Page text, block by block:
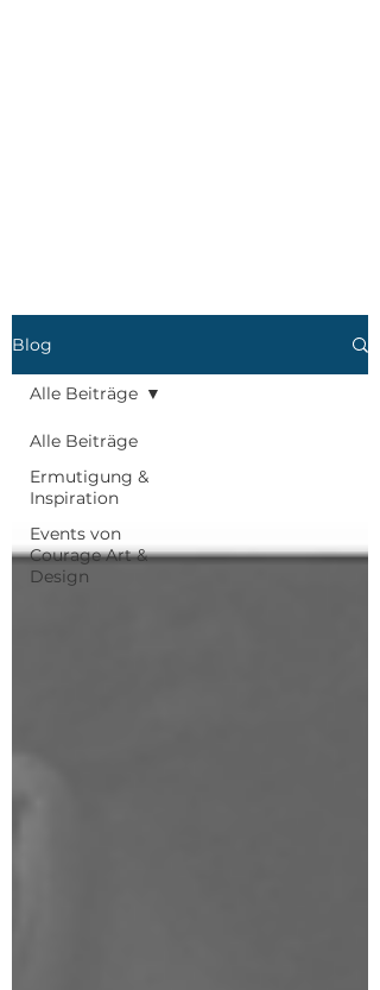
Blog
Alle Beiträge
Ermutigung &
Inspiration
Events von
Courage Art &
Design
Alle Beiträge